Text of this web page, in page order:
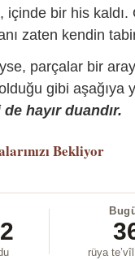
içinde bir his
zaten kendin
parçalar bir
gibi aşağıya
hayır duandır.
Bekliyor
rüya te’vîl